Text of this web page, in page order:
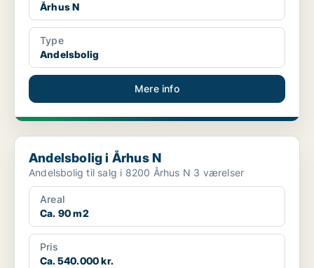
Århus N
Type
Andelsbolig
Mere info
Andelsbolig i Århus N
Andelsbolig i Århus N
Andelsbolig til salg i 8200 Århus N 3 værelser
Areal
Ca. 90 m2
Pris
Ca. 540.000 kr.